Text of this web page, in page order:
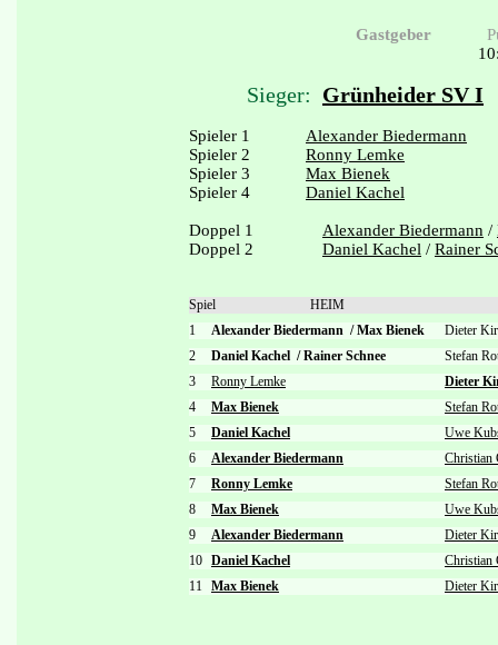
Gastgeber
Sieger: Grünheider SV I
Spieler 1
Alexander Biedermann
Spieler 2
Ronny Lemke
Spieler 3
Max Bienek
Spieler 4
Daniel Kachel
Doppel 1 Alexander Biedermann /
Doppel 2
Daniel Kachel / Rainer
Spiel
HEIM
1
Alexander Biedermann /Max Bienek
Dieter
2
Daniel Kachel /Rainer Schnee
Stefan
3
Ronny Lemke
Dieter
4
Max Bienek
Stefan
5
Daniel Kachel
Uwe
6
Alexander Biedermann
Christian
7
Ronny Lemke
Stefan
8
Max Bienek
Uwe
9
Alexander Biedermann
Dieter
10 Daniel Kachel
Christian
11 Max Bienek Dieter